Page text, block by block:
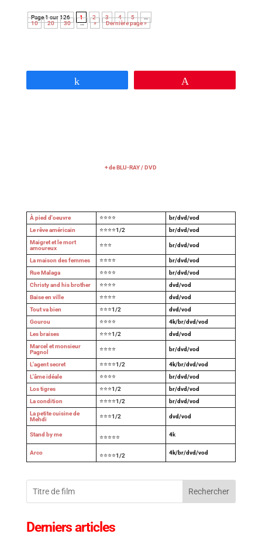
Page 1 sur 126 1 2 3 4 5
…
10
20 30 … » Dernière page »
+ de BLU-RAY / DVD
À pied d'oeuvre ⭐⭐⭐⭐
br/dvd/vod
Le rêve américain
⭐⭐⭐⭐1/2
br/dvd/vod
Maigret et le mort
amoureux
⭐⭐⭐ br/dvd/vod
La maison des femmes ⭐⭐⭐⭐
br/dvd/vod
Rue Malaga
⭐⭐⭐⭐
br/dvd/vod
Christy and his brother
⭐⭐⭐⭐
dvd/vod
Baise en ville
⭐⭐⭐⭐
dvd/vod
Tout va bien
⭐⭐⭐1/2
dvd/vod
Gourou
⭐⭐⭐⭐
4k/br/dvd/vod
Les braises
⭐⭐⭐1/2
dvd/vod
Marcel et monsieur
Pagnol
⭐⭐⭐⭐ br/dvd/vod
L'agent secret ⭐⭐⭐⭐1/2
4k/br/dvd/vod
L'âme idéale
⭐⭐⭐⭐
br/dvd/vod
Los tigres
⭐⭐⭐1/2
br/dvd/vod
La condition
⭐⭐⭐⭐1/2
br/dvd/vod
La petite cuisine de
Mehdi
⭐⭐⭐1/2 dvd/vod
Stand by me ⭐⭐⭐⭐⭐ 4k
Arco ⭐⭐⭐⭐1/2 4k/br/dvd/vod
Rechercher
Derniers articles